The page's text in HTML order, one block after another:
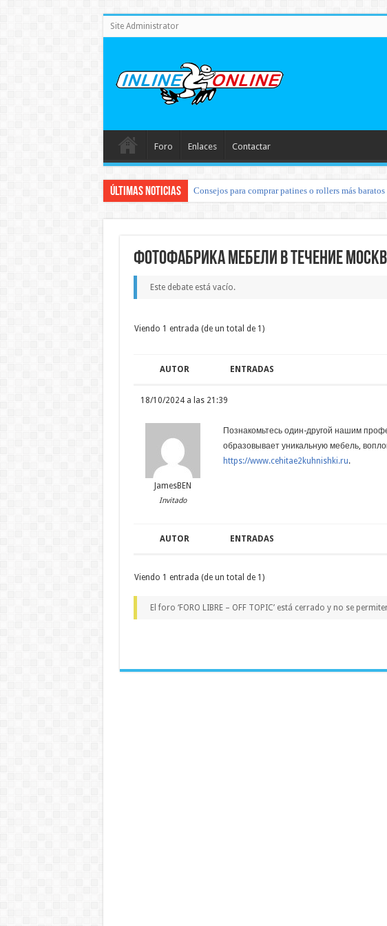
Site Administrator
Foro Enlaces Contactar
Últimas noticias Consejos para comprar patines o rollers más
Фотофабрика мебели в течение
Este debate está vacío.
Viendo 1 entrada (de un total de 1)
AUTOR ENTRADAS
18/10/2024 a las 21:39
JamesBEN
Invitado
Познакомьтесь один-другой нашим
образовывает уникальную мебель,
https://www.cehitae2kuhnishki.ru.
AUTOR ENTRADAS
Viendo 1 entrada (de un total de 1)
El foro ‘FORO LIBRE – OFF TOPIC’ está cerrado y no se